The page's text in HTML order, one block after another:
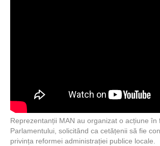
Reprezentanții MAN au organizat o acțiune în
Parlamentului, solicitând ca cetățenii să fie
privința reformei administrației publice locale.